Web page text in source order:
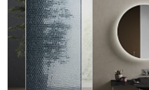
ДУШЕВЫЕ СТОЙКИ
ЗЕРКАЛА VITRA
КНОПКА ДЛЯ
УНИТАЗА VITRA
КНОПКИ СМЫВА VITRA